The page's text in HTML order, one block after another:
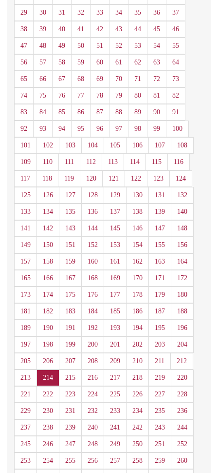
29 30 31 32 33 34 35 36 37
38 39 40 41 42 43 44 45 46
47 48 49 50 51 52 53 54 55
56 57 58 59 60 61 62 63 64
65 66 67 68 69 70 71 72 73
74 75 76 77 78 79 80 81 82
83 84 85 86 87 88 89 90 91
92 93 94 95 96 97 98 99 100
101 102 103 104 105 106 107 108
109 110 111 112 113 114 115 116
117 118 119 120 121 122 123 124
125 126 127 128 129 130 131 132
133 134 135 136 137 138 139 140
141 142 143 144 145 146 147 148
149 150 151 152 153 154 155 156
157 158 159 160 161 162 163 164
165 166 167 168 169 170 171 172
173 174 175 176 177 178 179 180
181 182 183 184 185 186 187 188
189 190 191 192 193 194 195 196
197 198 199 200 201 202 203 204
205 206 207 208 209 210 211 212
213 214 215 216 217 218 219 220
221 222 223 224 225 226 227 228
229 230 231 232 233 234 235 236
237 238 239 240 241 242 243 244
245 246 247 248 249 250 251 252
253 254 255 256 257 258 259 260